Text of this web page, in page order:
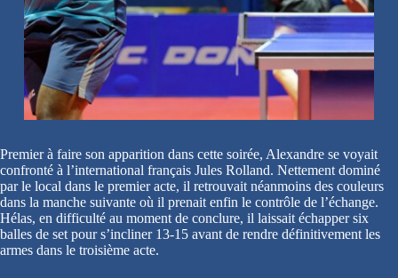
Premier à faire son apparition dans cette soirée, Alexandre se voyait
confronté à l’international français Jules Rolland. Nettement dominé
par le local dans le premier acte, il retrouvait néanmoins des couleurs
dans la manche suivante où il prenait enfin le contrôle de l’échange.
Hélas, en difficulté au moment de conclure, il laissait échapper six
balles de set pour s’incliner 13-15 avant de rendre définitivement les
armes dans le troisième acte.